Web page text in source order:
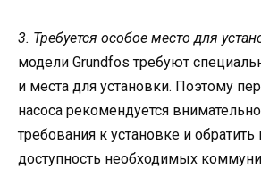
3. Требуется особое место для
модели Grundfos требуют
и места для установки. Поэтому
насоса рекомендуется
требования к установке и
доступность необходимых